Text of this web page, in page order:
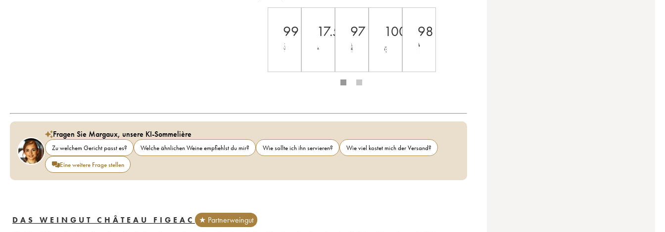
99 17.5 97 100 98
Fragen Sie Margaux, unsere KI-Sommelière
Zu welchem Gericht passt es? Welche ähnlichen Weine empfiehlst du mir? Wie sollte ich ihn servieren?
Wie viel kostet mich der Versand?
Eine weitere Frage stellen
DAS WEINGUT CHÂTEAU FIGEAC
★ Partnerweingut